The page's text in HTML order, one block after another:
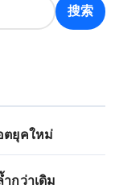
搜索
ตยุคใหม่
กว่าเดิม